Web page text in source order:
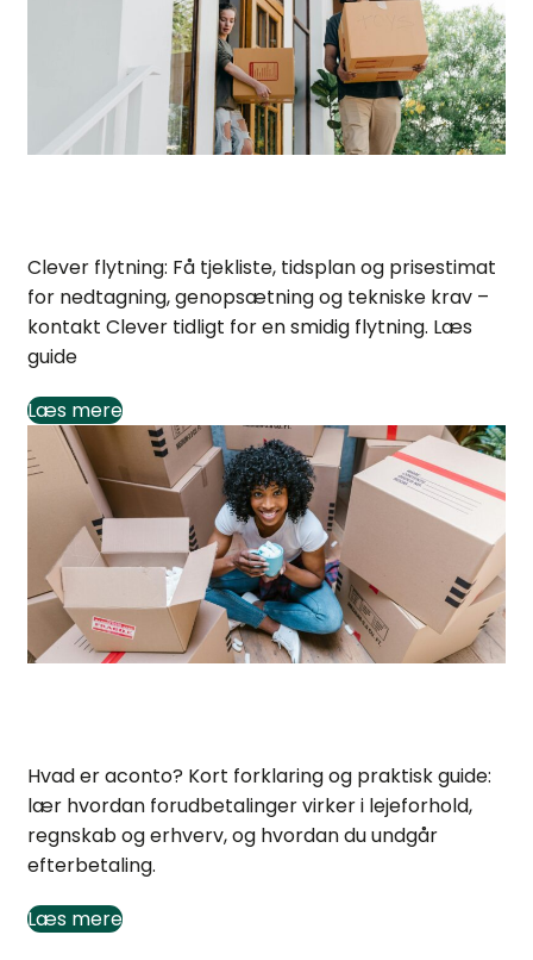
Clever flytning: Få tjekliste, tidsplan og prisestimat
for nedtagning, genopsætning og tekniske krav –
kontakt Clever tidligt for en smidig flytning. Læs
guide
Læs mere
Hvad er aconto? Kort forklaring og praktisk guide:
lær hvordan forudbetalinger virker i lejeforhold,
regnskab og erhverv, og hvordan du undgår
efterbetaling.
Læs mere